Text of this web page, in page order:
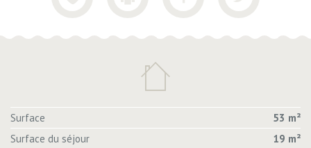
Surface
53 m²
Surface du séjour
19 m²